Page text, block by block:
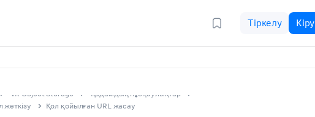
Тіркелу Кіру
VK Object Storage
Қадамдық нұсқаулықтар
жеткізу
Қол қойылған URL жасау